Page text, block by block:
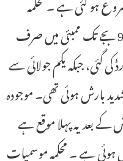
موسمیات کے مطابق منگل کی صبح 9 بجے تک ممبئی میں صرف
گئی، جبکہ یکم جولائی سے
بارش ہوئی تھی۔ موجودہ
بعد یہ پہلا موقع ہے
ہے ۔ محکمہ موسمیات